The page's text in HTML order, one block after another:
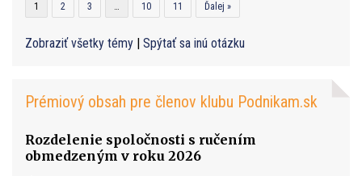
1 2 3 … 10 11 Ďalej »
Zobraziť všetky témy | Spýtať sa inú otázku
Prémiový obsah pre členov klubu Podnikam.sk
Rozdelenie spoločnosti s ručením
obmedzeným v roku 2026